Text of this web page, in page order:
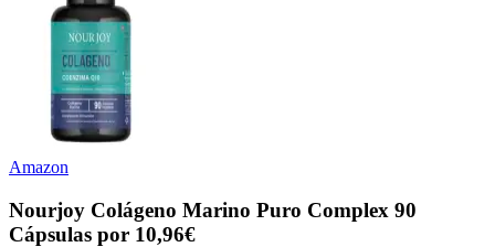
Amazon
Nourjoy Colágeno Marino Puro Complex 90
Cápsulas por 10,96€